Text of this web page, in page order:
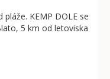
KEMP DOLE se
5 km od letoviska